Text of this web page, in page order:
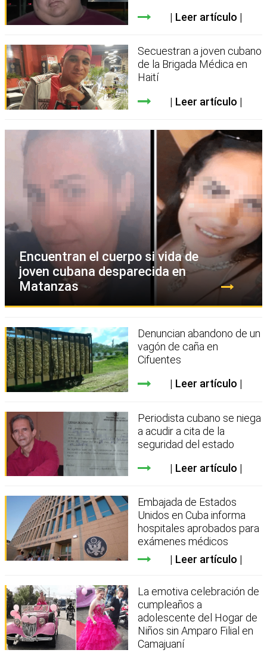
Leer artículo
Secuestran a joven cubano
de la Brigada Médica en
Haití
Leer artículo
Encuentran el cuerpo si vida de
joven cubana desparecida en
Matanzas
Denuncian abandono de un
vagón de caña en
Cifuentes
Leer artículo
Periodista cubano se niega
a acudir a cita de la
seguridad del estado
Leer artículo
Embajada de Estados
Unidos en Cuba informa
hospitales aprobados para
exámenes médicos
Leer artículo
La emotiva celebración de
cumpleaños a
adolescente del Hogar de
Niños sin Amparo Filial en
Camajuaní